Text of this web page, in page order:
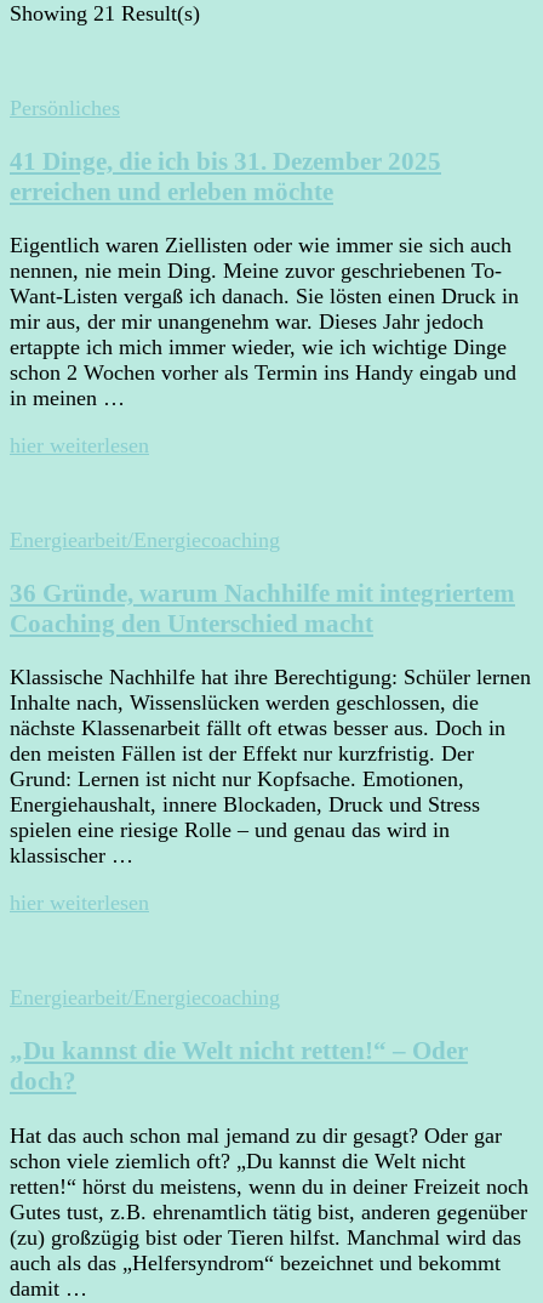
Showing 21 Result(s)
Persönliches
41 Dinge, die ich bis 31. Dezember 2025
erreichen und erleben möchte
Eigentlich waren Ziellisten oder wie immer sie sich auch
nennen, nie mein Ding. Meine zuvor geschriebenen To-
Want-Listen vergaß ich danach. Sie lösten einen Druck in
mir aus, der mir unangenehm war. Dieses Jahr jedoch
ertappte ich mich immer wieder, wie ich wichtige Dinge
schon 2 Wochen vorher als Termin ins Handy eingab und
in meinen …
hier weiterlesen
Energiearbeit/Energiecoaching
36 Gründe, warum Nachhilfe mit integriertem
Coaching den Unterschied macht
Klassische Nachhilfe hat ihre Berechtigung: Schüler lernen
Inhalte nach, Wissenslücken werden geschlossen, die
nächste Klassenarbeit fällt oft etwas besser aus. Doch in
den meisten Fällen ist der Effekt nur kurzfristig. Der
Grund: Lernen ist nicht nur Kopfsache. Emotionen,
Energiehaushalt, innere Blockaden, Druck und Stress
spielen eine riesige Rolle – und genau das wird in
klassischer …
hier weiterlesen
Energiearbeit/Energiecoaching
„Du kannst die Welt nicht retten!“ – Oder
doch?
Hat das auch schon mal jemand zu dir gesagt? Oder gar
schon viele ziemlich oft? „Du kannst die Welt nicht
retten!“ hörst du meistens, wenn du in deiner Freizeit noch
Gutes tust, z.B. ehrenamtlich tätig bist, anderen gegenüber
(zu) großzügig bist oder Tieren hilfst. Manchmal wird das
auch als das „Helfersyndrom“ bezeichnet und bekommt
damit …